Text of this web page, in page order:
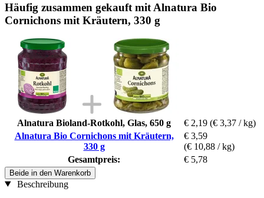
Häufig zusammen gekauft mit Alnatura Bio
Cornichons mit Kräutern, 330 g
Alnatura Bioland-Rotkohl, Glas, 650 g € 2,19 (€ 3,37 / kg)
Alnatura Bio Cornichons mit Kräutern,
330 g
€ 3,59
(€ 10,88 / kg)
Gesamtpreis:
€ 5,78
Beide in den Warenkorb
Beschreibung